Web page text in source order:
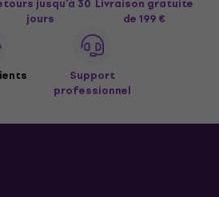
jusqu’à 30
jours
Livraison gratuite
de 199 €
Support
professionnel